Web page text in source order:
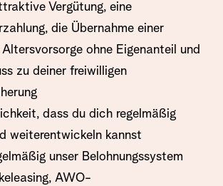
Vergütung, eine
die Übernahme einer
ohne Eigenanteil und
zu deiner freiwilligen
dass du dich regelmäßig
weiterentwickeln kannst
unser Belohnungssystem
AWO-